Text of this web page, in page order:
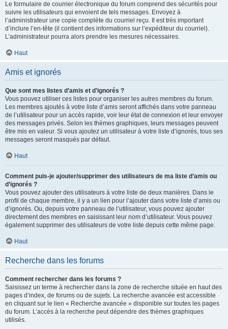
Le formulaire de courrier électronique du forum comprend des sécurités pour
suivre les utilisateurs qui envoient de tels messages. Envoyez à
l’administrateur une copie complète du courriel reçu. Il est très important
d’inclure l’en-tête (il contient des informations sur l’expéditeur du courriel).
L’administrateur pourra alors prendre les mesures nécessaires.
Haut
Amis et ignorés
Que sont mes listes d’amis et d’ignorés ?
Vous pouvez utiliser ces listes pour organiser les autres membres du forum.
Les membres ajoutés à votre liste d’amis seront affichés dans votre panneau
de l’utilisateur pour un accès rapide, voir leur état de connexion et leur envoyer
des messages privés. Selon les thèmes graphiques, leurs messages peuvent
être mis en valeur. Si vous ajoutez un utilisateur à votre liste d’ignorés, tous ses
messages seront masqués par défaut.
Haut
Comment puis-je ajouter/supprimer des utilisateurs de ma liste d’amis ou
d’ignorés ?
Vous pouvez ajouter des utilisateurs à votre liste de deux manières. Dans le
profil de chaque membre, il y a un lien pour l’ajouter dans votre liste d’amis ou
d’ignorés. Ou, depuis votre panneau de l’utilisateur, vous pouvez ajouter
directement des membres en saisissant leur nom d’utilisateur. Vous pouvez
également supprimer des utilisateurs de votre liste depuis cette même page.
Haut
Recherche dans les forums
Comment rechercher dans les forums ?
Saisissez un terme à rechercher dans la zone de recherche située en haut des
pages d’index, de forums ou de sujets. La recherche avancée est accessible
en cliquant sur le lien « Recherche avancée » disponible sur toutes les pages
du forum. L’accès à la recherche peut dépendre des thèmes graphiques
utilisés.